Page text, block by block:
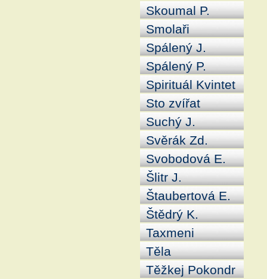
Skoumal P.
Smolaři
Spálený J.
Spálený P.
Spirituál Kvintet
Sto zvířat
Suchý J.
Svěrák Zd.
Svobodová E.
Šlitr J.
Štaubertová E.
Štědrý K.
Taxmeni
Těla
Těžkej Pokondr